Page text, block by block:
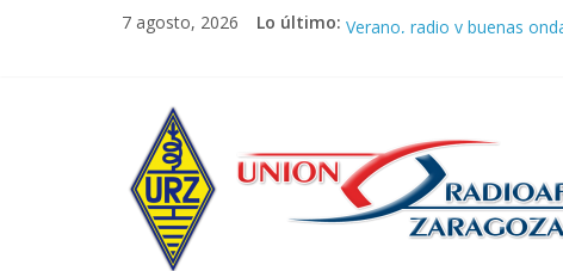
7 agosto, 2026 Lo último:
URZ vuelve a hacer latir la
Verano, radio y buenas
Unión
de